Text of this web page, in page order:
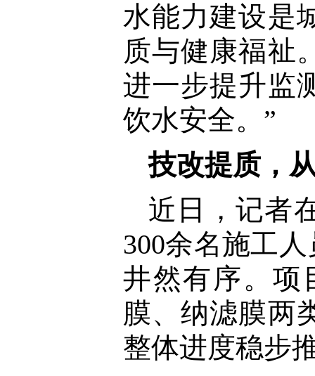
水能力建设是
质与健康福祉
进一步提升监
饮水安全。”
技改提质，
近日，记者
300余名施工
井然有序。项
膜、纳滤膜两
整体进度稳步